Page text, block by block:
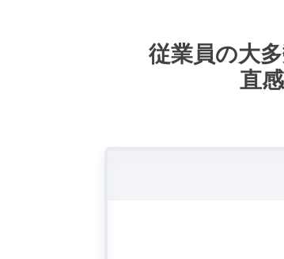
従業員の大
直